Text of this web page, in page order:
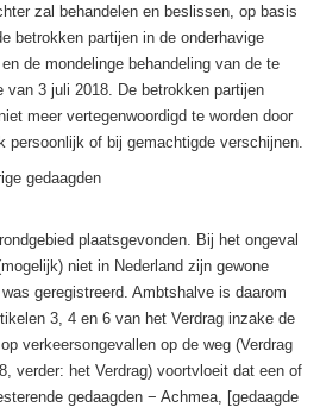
zal behandelen en beslissen, op basis
betrokken partijen in de onderhavige
de mondelinge behandeling van de te
3 juli 2018. De betrokken partijen
meer vertegenwoordigd te worden door
persoonlijk of bij gemachtigde verschijnen.
gedaagden
plaatsgevonden. Bij het ongeval
niet in Nederland zijn gewone
geregistreerd. Ambtshalve is daarom
3, 4 en 6 van het Verdrag inzake de
verkeersongevallen op de weg (Verdrag
verder: het Verdrag) voortvloeit dat een of
gedaagden − Achmea, [gedaagde